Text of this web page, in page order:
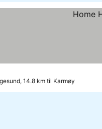
14.8 km til Karmøy